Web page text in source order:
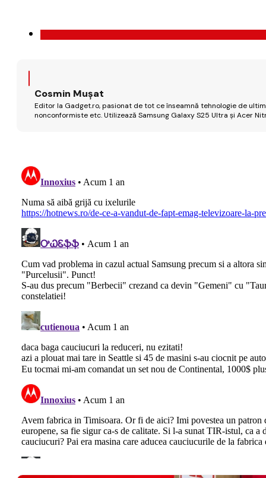
Cosmin Mușat
Editor la Gadget.ro, pasionat de tot ce înseamnă tehnologie de
nonconformiste etc. Utilizează Samsung Galaxy S25 Ultra și Acer